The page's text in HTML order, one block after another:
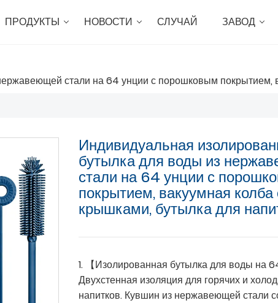
ПРОДУКТЫ НОВОСТИ СЛУЧАЙ ЗАВОД
стали на 64 унции с порошковым покрытием,
Индивидуальная
бутылка для воды из
стали на 64 унции с
покрытием, вакуумная колба
крышками, бутылка для
1. 【Изолированная бутылка для воды на
Двухстенная изоляция для горячих и
напитков. Кувшин из нержавеющей стали